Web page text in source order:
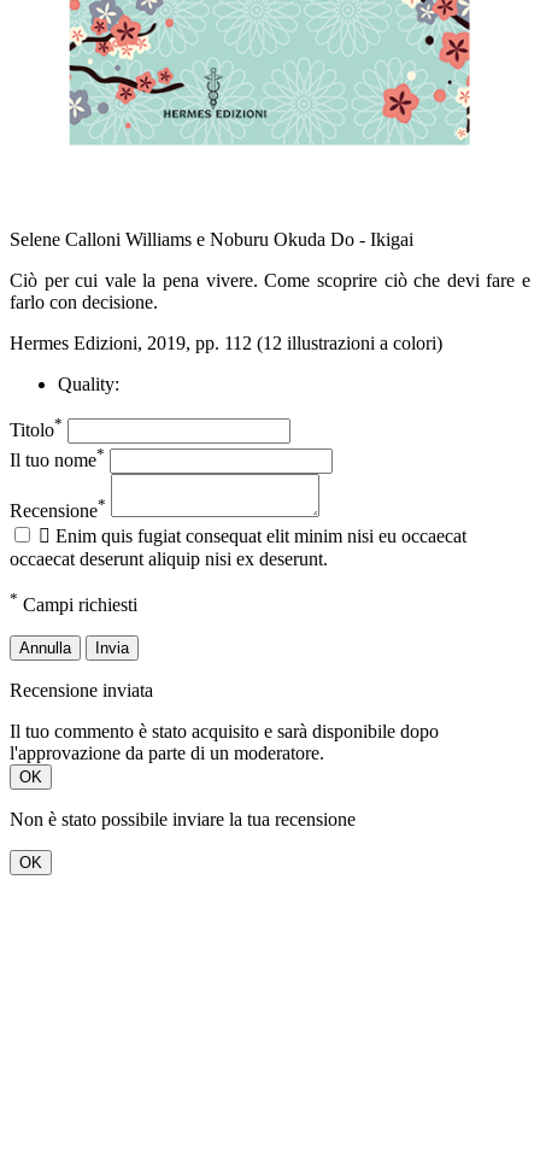
Selene Calloni Williams e Noburu Okuda Do - Ikigai
Ciò per cui vale la pena vivere. Come scoprire ciò che devi fare e
farlo con decisione.
Hermes Edizioni, 2019, pp. 112 (12 illustrazioni a colori)
Quality:
Titolo*
Il tuo nome*
Recensione*
 Enim quis fugiat consequat elit minim nisi eu occaecat
occaecat deserunt aliquip nisi ex deserunt.
* Campi richiesti
Annulla Invia
Recensione inviata
Il tuo commento è stato acquisito e sarà disponibile dopo
l'approvazione da parte di un moderatore.
OK
Non è stato possibile inviare la tua recensione
OK